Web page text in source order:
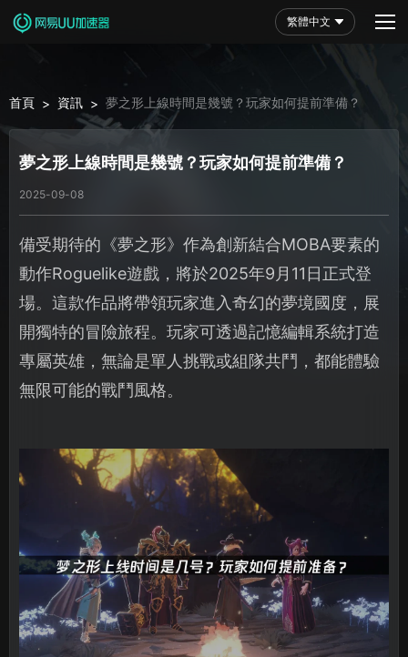
繁體中文
首頁 > 資訊 > 夢之形上線時間是幾號？玩家如何提前準備？
夢之形上線時間是幾號？玩家如何提前準備？
2025-09-08
備受期待的《夢之形》作為創新結合MOBA要素的
動作Roguelike遊戲，將於2025年9月11日正式登
場。這款作品將帶領玩家進入奇幻的夢境國度，展
開獨特的冒險旅程。玩家可透過記憶編輯系統打造
專屬英雄，無論是單人挑戰或組隊共鬥，都能體驗
無限可能的戰鬥風格。